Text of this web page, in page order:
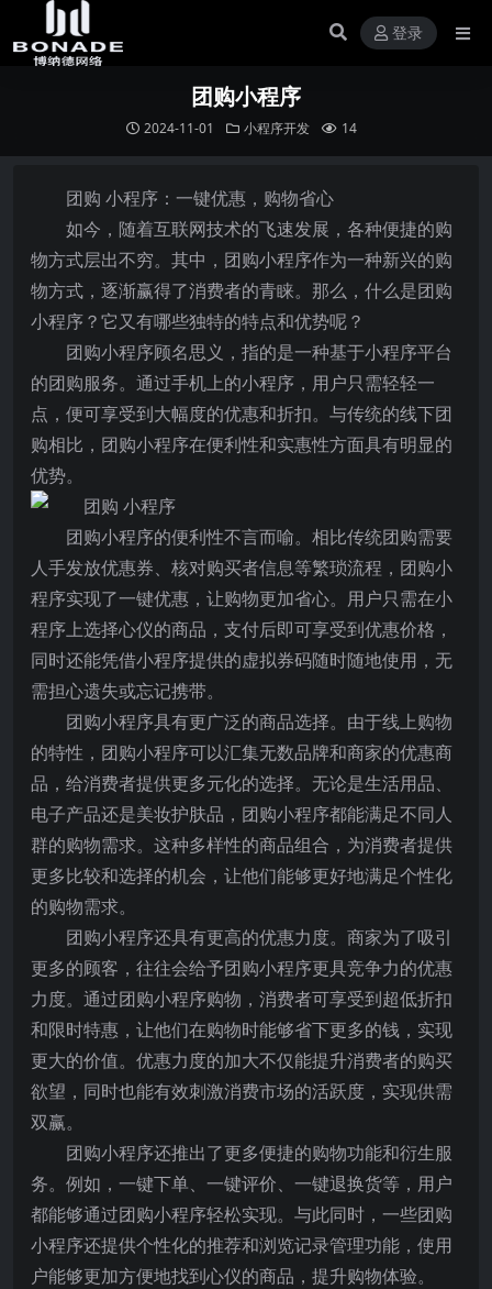
登录
团购小程序
2024-11-01 小程序开发 14
团购 小程序：一键优惠，购物省心
如今，随着互联网技术的飞速发展，各种便捷的购
物方式层出不穷。其中，团购小程序作为一种新兴的购
物方式，逐渐赢得了消费者的青睐。那么，什么是团购
小程序？它又有哪些独特的特点和优势呢？
团购小程序顾名思义，指的是一种基于小程序平台
的团购服务。通过手机上的小程序，用户只需轻轻一
点，便可享受到大幅度的优惠和折扣。与传统的线下团
购相比，团购小程序在便利性和实惠性方面具有明显的
优势。
团购小程序的便利性不言而喻。相比传统团购需要
人手发放优惠券、核对购买者信息等繁琐流程，团购小
程序实现了一键优惠，让购物更加省心。用户只需在小
程序上选择心仪的商品，支付后即可享受到优惠价格，
同时还能凭借小程序提供的虚拟券码随时随地使用，无
需担心遗失或忘记携带。
团购小程序具有更广泛的商品选择。由于线上购物
的特性，团购小程序可以汇集无数品牌和商家的优惠商
品，给消费者提供更多元化的选择。无论是生活用品、
电子产品还是美妆护肤品，团购小程序都能满足不同人
群的购物需求。这种多样性的商品组合，为消费者提供
更多比较和选择的机会，让他们能够更好地满足个性化
的购物需求。
团购小程序还具有更高的优惠力度。商家为了吸引
更多的顾客，往往会给予团购小程序更具竞争力的优惠
力度。通过团购小程序购物，消费者可享受到超低折扣
和限时特惠，让他们在购物时能够省下更多的钱，实现
更大的价值。优惠力度的加大不仅能提升消费者的购买
欲望，同时也能有效刺激消费市场的活跃度，实现供需
双赢。
团购小程序还推出了更多便捷的购物功能和衍生服
务。例如，一键下单、一键评价、一键退换货等，用户
都能够通过团购小程序轻松实现。与此同时，一些团购
小程序还提供个性化的推荐和浏览记录管理功能，使用
户能够更加方便地找到心仪的商品，提升购物体验。